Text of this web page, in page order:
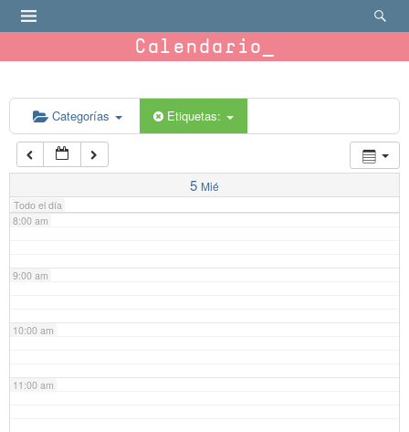
Calendario
Categorías Etiquetas:
5 Mié
Todo el día
6:00 am
7:00 am
8:00 am
9:00 am
10:00 am
11:00 am